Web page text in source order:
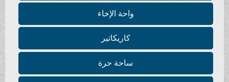
واحة الإخاء
كاريكاتير
ساحة حرة